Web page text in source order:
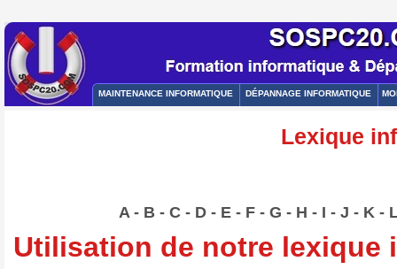
MAINTENANCE INFORMATIQUE DÉPANNAGE INFORMATIQUE
Lexique
A- B -C - D - E - F -G - H - I -J - K -
Utilisation de notre lexique